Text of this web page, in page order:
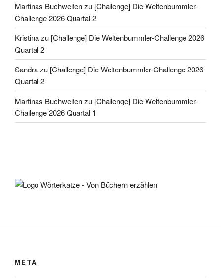
Martinas Buchweltenzu [Challenge] Die Weltenbummler-
Challenge 2026 Quartal 2
Kristinazu [Challenge] Die Weltenbummler-Challenge 2026
Quartal 2
Sandrazu [Challenge] Die Weltenbummler-Challenge 2026
Quartal 2
Martinas Buchweltenzu [Challenge] Die Weltenbummler-
Challenge 2026 Quartal 1
META